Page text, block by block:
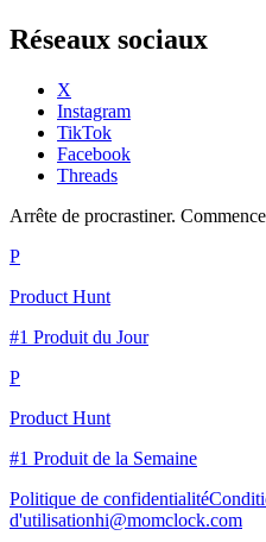
Réseaux sociaux
X
Instagram
TikTok
Facebook
Threads
Arrête de procrastiner.
P
Product Hunt
#1 Produit du Jour
P
Product Hunt
#1 Produit de la Semaine
Politique de confidentialité
d'utilisationhi@momclock.com